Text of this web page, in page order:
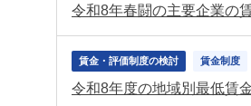
賃金・評価制度の検討 賃金制度